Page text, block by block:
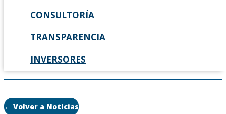
CONSULTORÍA
TRANSPARENCIA
INVERSORES
← Volver a Noticias